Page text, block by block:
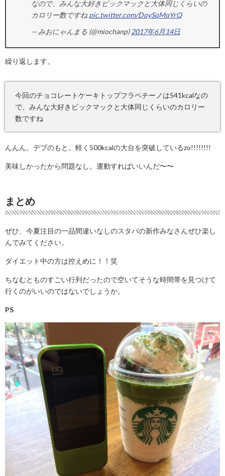
なので、みんな大好きビックマックと大体同じくらいの
カロリー数ですね pic.twitter.com/DqySqMqYrQ
— みおにゃんまる (@miochanp)2017年6月14日
繰り返します。
今回のチョコレートケーキトップフラペチーノは541kcalなの
で、みんな大好きビックマックと大体同じくらいのカロリー
数ですね
んんん。デブのもと。軽く500kcalの大台を突破しているzo!!!!!!!!
美味しかったから問題なし。運動すればいいんだ〜〜
まとめ
ぜひ、今夏注目の一品間違いなしのスタバの新作みなさんぜひ楽し
んでみてください。
ダイエット中の方は控えめに！！笑
ちなむとものすごい行列だったので空いてそうな時間帯を見つけて
行くのがいいのではないでしょうか。
PS